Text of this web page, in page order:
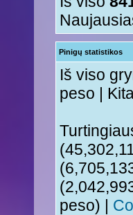
Pinigų statistikos
Iš viso
peso |
peso) |